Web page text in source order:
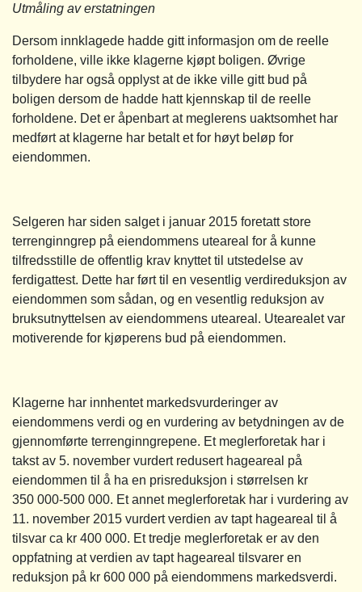
Utmåling av erstatningen
Dersom innklagede hadde gitt informasjon om de reelle
forholdene, ville ikke klagerne kjøpt boligen. Øvrige
tilbydere har også opplyst at de ikke ville gitt bud på
boligen dersom de hadde hatt kjennskap til de reelle
forholdene. Det er åpenbart at meglerens uaktsomhet har
medført at klagerne har betalt et for høyt beløp for
eiendommen.
Selgeren har siden salget i januar 2015 foretatt store
terrenginngrep på eiendommens uteareal for å kunne
tilfredsstille de offentlig krav knyttet til utstedelse av
ferdigattest. Dette har ført til en vesentlig verdireduksjon av
eiendommen som sådan, og en vesentlig reduksjon av
bruksutnyttelsen av eiendommens uteareal. Utearealet var
motiverende for kjøperens bud på eiendommen.
Klagerne har innhentet markedsvurderinger av
eiendommens verdi og en vurdering av betydningen av de
gjennomførte terrenginngrepene. Et meglerforetak har i
takst av 5. november vurdert redusert hageareal på
eiendommen til å ha en prisreduksjon i størrelsen kr
350 000-500 000. Et annet meglerforetak har i vurdering av
11. november 2015 vurdert verdien av tapt hageareal til å
tilsvar ca kr 400 000. Et tredje meglerforetak er av den
oppfatning at verdien av tapt hageareal tilsvarer en
reduksjon på kr 600 000 på eiendommens markedsverdi.